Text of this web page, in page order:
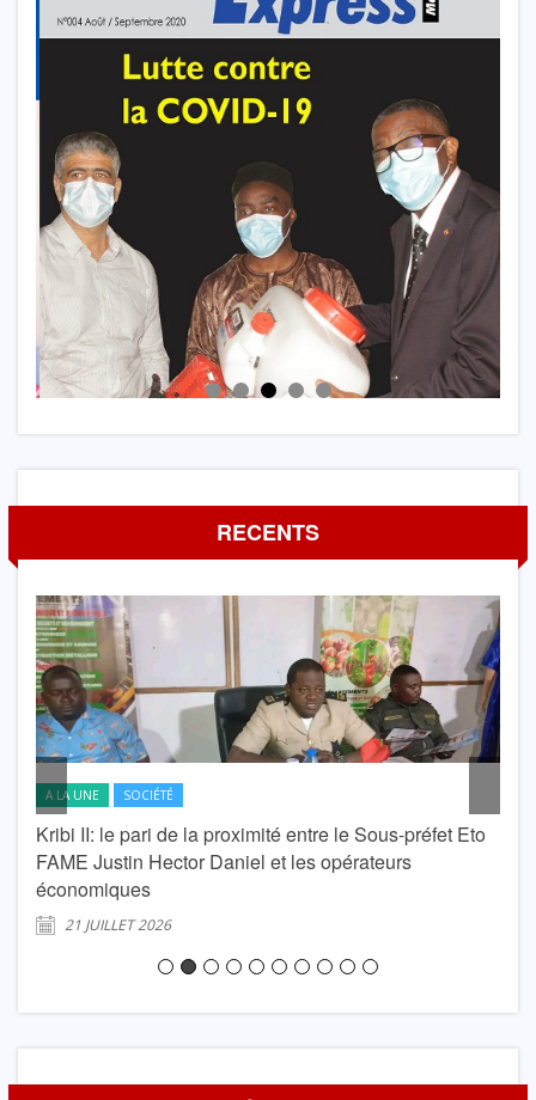
RECENTS
A LA UNE SOCIÉTÉ
Kribi II: le pari de la proximité entre le Sous-préfet Eto
FAME Justin Hector Daniel et les opérateurs
économiques
21 JUILLET 2026